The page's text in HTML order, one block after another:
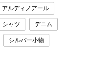
アルディノアール
シャツ デニム
シルバー小物